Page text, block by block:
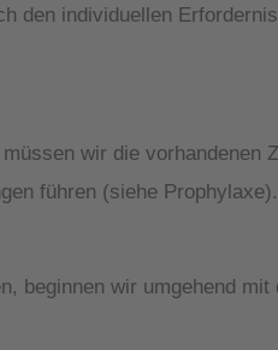
den individuellen
wir die vorhandenen
führen (siehe
beginnen wir umgehend